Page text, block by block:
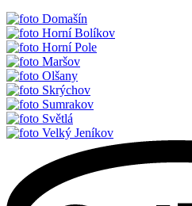
Domašín
Horní Bolíkov
Horní Pole
Maršov
Olšany
Skrýchov
Sumrakov
Světlá
Velký Jeníkov